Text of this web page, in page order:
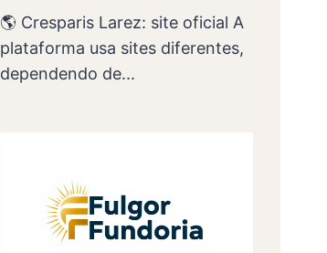
🌎 Cresparis Larez: site oficial A
plataforma usa sites diferentes,
dependendo de...